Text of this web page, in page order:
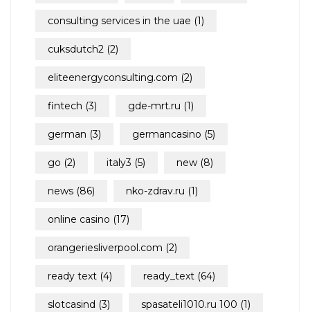
consulting services in the uae (1)
cuksdutch2 (2)
eliteenergyconsulting.com (2)
fintech (3) gde-mrt.ru (1)
german (3) germancasino (5)
go (2) italy3 (5) new (8)
news (86) nko-zdrav.ru (1)
online casino (17)
orangeriesliverpool.com (2)
ready text (4) ready_text (64)
slotcasind (3) spasateli1010.ru 100 (1)